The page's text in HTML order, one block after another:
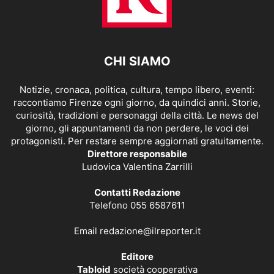
CHI SIAMO
Notizie, cronaca, politica, cultura, tempo libero, eventi:
raccontiamo Firenze ogni giorno, da quindici anni. Storie,
curiosità, tradizioni e personaggi della città. Le news del
giorno, gli appuntamenti da non perdere, le voci dei
protagonisti. Per restare sempre aggiornati gratuitamente.
Direttore responsabile
Ludovica Valentina Zarrilli
Contatti Redazione
Telefono 055 6587611
Email redazione@ilreporter.it
Editore
Tabloid società cooperativa